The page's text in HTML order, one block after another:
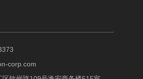
corp.com